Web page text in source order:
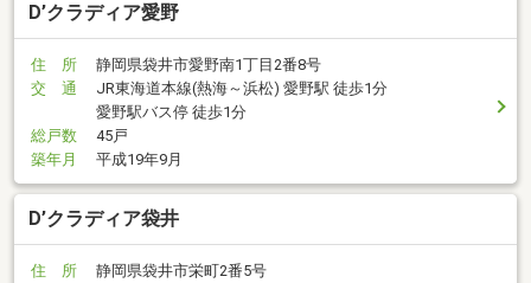
D’クラディア愛野
住 所
静岡県袋井市愛野南1丁目2番8号
交 通
JR東海道本線(熱海～浜松) 愛野駅 徒歩1分
愛野駅バス停 徒歩1分
総戸数
45戸
築年月
平成19年9月
D’クラディア袋井
住 所
静岡県袋井市栄町2番5号